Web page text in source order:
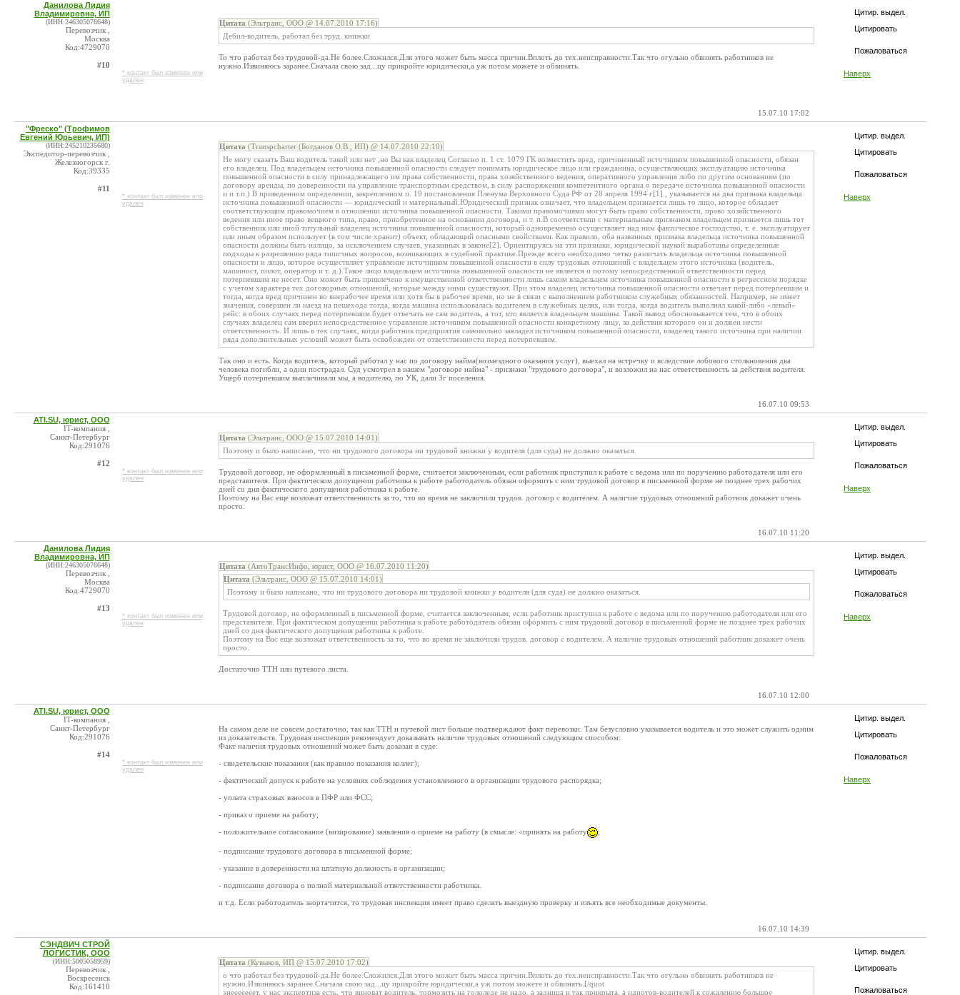
Цитир. выдел.
Цитировать
Пожаловаться
Наверх
Данилова Лидия
Владимировна, ИП
(ИНН:246305076648)
Перевозчик ,
Москва
Код:4729070
#10
* контакт был изменен или
удален
Цитата (Эльтранс, ООО @ 14.07.2010 17:16)
Дебил-водитель, работал без труд. книжки
То что работал без трудовой-да.Не более.Сложился.Для этого может быть масса причин.Вплоть до тех.неисправности.Так что огульно обвинять работников не
нужно.Извиняюсь заранее.Сначала свою зад...цу прикройте юридически,а уж потом можете и обвинять.
15.07.10 17:02
Цитир. выдел.
Цитировать
Пожаловаться
Наверх
"Фреско" (Трофимов
Евгений Юрьевич, ИП)
(ИНН:245210235680)
Экспедитор-перевозчик ,
Железногорск г.
Код:39335
#11
* контакт был изменен или
удален
Цитата (Transpcharter (Богданов О.В., ИП) @ 14.07.2010 22:10)
Не могу сказать Ваш водитель такой или нет ,но Вы как владелец Согласно п. 1 ст. 1079 ГК возместить вред, причиненный источником повышенной опасности, обязан
его владелец. Под владельцем источника повышенной опасности следует понимать юридическое лицо или гражданина, осуществляющих эксплуатацию источника
повышенной опасности в силу принадлежащего им права собственности, права хозяйственного ведения, оперативного управления либо по другим основаниям (по
договору аренды, по доверенности на управление транспортным средством, в силу распоряжения компетентного органа о передаче источника повышенной опасности
и и т.п.) В приведенном определении, закрепленном п. 19 постановления Пленума Верховного Суда РФ от 28 апреля 1994 г[1]., указывается на два признака владельца
источника повышенной опасности — юридический и материальный.Юридический признак означает, что владельцем признается лишь то лицо, которое обладает
соответствующим правомочием в отношении источника повышенной опасности. Такими правомочиями могут быть право собственности, право хозяйственного
ведения или иное право вещного типа, право, приобретенное на основании договора, и т. п.В соответствии с материальным признаком владельцем признается лишь тот
собственник или иной титульный владелец источника повышенной опасности, который одновременно осуществляет над ним фактическое господство, т. е. эксплуатирует
или иным образом использует (в том числе хранит) объект, обладающий опасными свойствами. Как правило, оба названных признака владельца источника повышенной
опасности должны быть налицо, за исключением случаев, указанных в законе[2]. Ориентируясь на эти признаки, юридической наукой выработаны определенные
подходы к разрешению ряда типичных вопросов, возникающих в судебной практике.Прежде всего необходимо четко различать владельца источника повышенной
опасности и лицо, которое осуществляет управление источником повышенной опасности в силу трудовых отношений с владельцем этого источника (водитель,
машинист, пилот, оператор и т. д.).Такое лицо владельцем источника повышенной опасности не является и потому непосредственной ответственности перед
потерпевшим не несет. Оно может быть привлечено к имущественной ответственности лишь самим владельцем источника повышенной опасности в регрессном порядке
с учетом характера тех договорных отношений, которые между ними существуют. При этом владелец источника повышенной опасности отвечает перед потерпевшим и
тогда, когда вред причинен во внерабочее время или хотя бы в рабочее время, но не в связи с выполнением работником служебных обязанностей. Например, не имеет
значения, совершен ли наезд на пешехода тогда, когда машина использовалась водителем в служебных целях, или тогда, когда водитель выполнял какой-либо «левый»
рейс: в обоих случаях перед потерпевшим будет отвечать не сам водитель, а тот, кто является владельцем машины. Такой вывод обосновывается тем, что в обоих
случаях владелец сам вверил непосредственное управление источником повышенной опасности конкретному лицу, за действия которого он и должен нести
ответственность. И лишь в тех случаях, когда работник предприятия самовольно завладел источником повышенной опасности, владелец такого источника при наличии
ряда дополнительных условий может быть освобожден от ответственности перед потерпевшим.
Так оно и есть. Когда водитель, который работал у нас по договору найма(возмездного оказания услуг), выехал на встречку и вследствие лобового столкновения два
человека погибли, а один пострадал. Суд усмотрел в нашем "договоре найма" - признаки "трудового договора", и возложил на нас ответственность за действия водителя.
Ущерб потерпевшим выплачивали мы, а водителю, по УК, дали 3г поселения.
16.07.10 09:53
Цитир. выдел.
Цитировать
Пожаловаться
Наверх
ATI.SU, юрист, ООО
IT-компания ,
Санкт-Петербург
Код:291076
#12
* контакт был изменен или
удален
Цитата (Эльтранс, ООО @ 15.07.2010 14:01)
Поэтому и было написано, что ни трудового договора ни трудовой книжки у водителя (для суда) не должно оказаться.
Трудовой договор, не оформленный в письменной форме, считается заключенным, если работник приступил к работе с ведома или по поручению работодателя или его
представителя. При фактическом допущении работника к работе работодатель обязан оформить с ним трудовой договор в письменной форме не позднее трех рабочих
дней со дня фактического допущения работника к работе.
Поэтому на Вас еще возложат ответственность за то, что во время не заключили трудов. договор с водителем. А наличие трудовых отношений работник докажет очень
просто.
16.07.10 11:20
Цитир. выдел.
Цитировать
Пожаловаться
Наверх
Данилова Лидия
Владимировна, ИП
(ИНН:246305076648)
Перевозчик ,
Москва
Код:4729070
#13
* контакт был изменен или
удален
Цитата (АвтоТрансИнфо, юрист, ООО @ 16.07.2010 11:20)
Цитата (Эльтранс, ООО @ 15.07.2010 14:01)
Поэтому и было написано, что ни трудового договора ни трудовой книжки у водителя (для суда) не должно оказаться.
Трудовой договор, не оформленный в письменной форме, считается заключенным, если работник приступил к работе с ведома или по поручению работодателя или его
представителя. При фактическом допущении работника к работе работодатель обязан оформить с ним трудовой договор в письменной форме не позднее трех рабочих
дней со дня фактического допущения работника к работе.
Поэтому на Вас еще возложат ответственность за то, что во время не заключили трудов. договор с водителем. А наличие трудовых отношений работник докажет очень
просто.
Достаточно ТТН или путевого листа.
16.07.10 12:00
Цитир. выдел.
Цитировать
Пожаловаться
Наверх
ATI.SU, юрист, ООО
IT-компания ,
Санкт-Петербург
Код:291076
#14
* контакт был изменен или
удален
На самом деле не совсем достаточно, так как ТТН и путевой лист больше подтверждают факт перевозки. Там безусловно указывается водитель и это может служить одним
из доказательств. Трудовая инспекция рекомендует доказывать наличие трудовых отношений следующим способом:
Факт наличия трудовых отношений может быть доказан в суде:
- свидетельские показания (как правило показания коллег);
- фактический допуск к работе на условиях соблюдения установленного в организации трудового распорядка;
- уплата страховых взносов в ПФР или ФСС;
- приказ о приеме на работу;
- положительное согласование (визирование) заявления о приеме на работу (в смысле: «принять на работу ;
- подписание трудового договора в письменной форме;
- указание в доверенности на штатную должность в организации;
- подписание договора о полной материальной ответственности работника.
и т.д. Если работодатель заортачится, то трудовая инспекция имеет право сделать выездную проверку и изъять все необходимые документы.
16.07.10 14:39
Цитир. выдел.
Цитировать
Пожаловаться
СЭНДВИЧ СТРОЙ
ЛОГИСТИК, ООО
(ИНН:5005058959)
Перевозчик ,
Воскресенск
Код:161410
Цитата (Кувыков, ИП @ 15.07.2010 17:02)
о что работал без трудовой-да.Не более.Сложился.Для этого может быть масса причин.Вплоть до тех.неисправности.Так что огульно обвинять работников не
нужно.Извиняюсь заранее.Сначала свою зад...цу прикройте юридически,а уж потом можете и обвинять.[/quot
энееееееет, у нас экспертиза есть, что виноват водитель, тормозить на гололеде не надо, а задница и так прикрыта, а идиотов-водителей к сожалению большое